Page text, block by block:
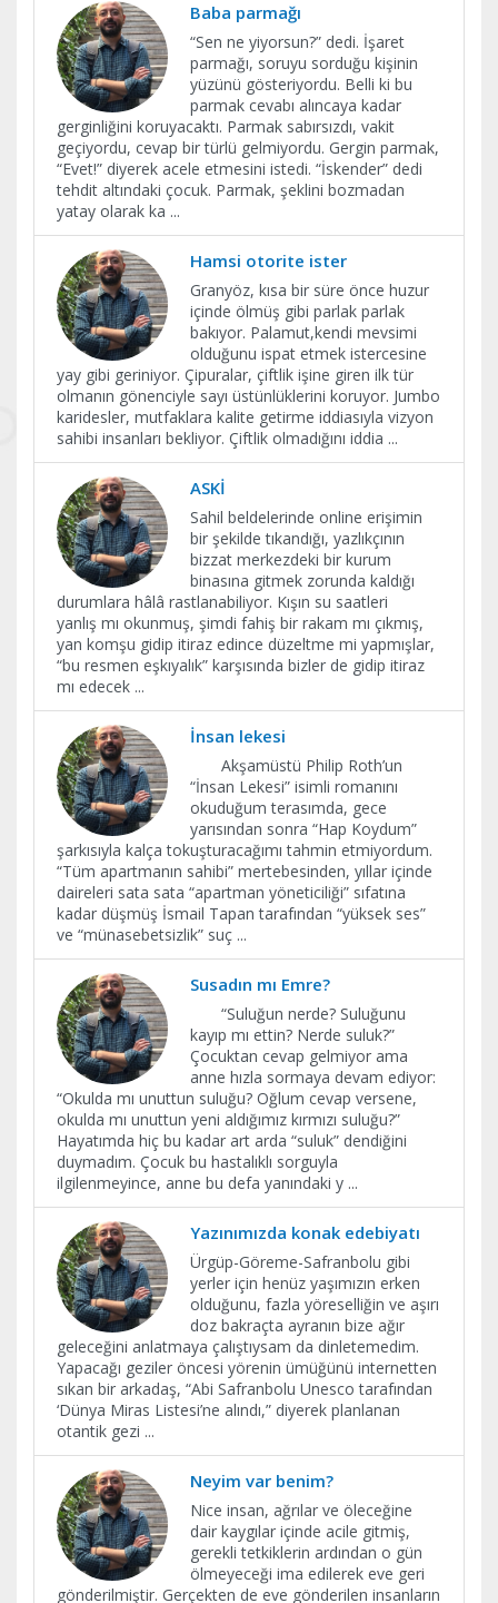
Baba parmağı
“Sen ne yiyorsun?” dedi. İşaret
parmağı, soruyu sorduğu kişinin
yüzünü gösteriyordu. Belli ki bu
parmak cevabı alıncaya kadar
gerginliğini koruyacaktı. Parmak sabırsızdı, vakit
geçiyordu, cevap bir türlü gelmiyordu. Gergin parmak,
“Evet!” diyerek acele etmesini istedi. “İskender” dedi
tehdit altındaki çocuk. Parmak, şeklini bozmadan
yatay olarak ka ...
Hamsi otorite ister
Granyöz, kısa bir süre önce huzur
içinde ölmüş gibi parlak parlak
bakıyor. Palamut,kendi mevsimi
olduğunu ispat etmek istercesine
yay gibi geriniyor. Çipuralar, çiftlik işine giren ilk tür
olmanın gönenciyle sayı üstünlüklerini koruyor. Jumbo
karidesler, mutfaklara kalite getirme iddiasıyla vizyon
sahibi insanları bekliyor. Çiftlik olmadığını iddia ...
ASKİ
Sahil beldelerinde online erişimin
bir şekilde tıkandığı, yazlıkçının
bizzat merkezdeki bir kurum
binasına gitmek zorunda kaldığı
durumlara hâlâ rastlanabiliyor. Kışın su saatleri
yanlış mı okunmuş, şimdi fahiş bir rakam mı çıkmış,
yan komşu gidip itiraz edince düzeltme mi yapmışlar,
“bu resmen eşkıyalık” karşısında bizler de gidip itiraz
mı edecek ...
İnsan lekesi
Akşamüstü Philip Roth’un
“İnsan Lekesi” isimli romanını
okuduğum terasımda, gece
yarısından sonra “Hap Koydum”
şarkısıyla kalça tokuşturacağımı tahmin etmiyordum.
“Tüm apartmanın sahibi” mertebesinden, yıllar içinde
daireleri sata sata “apartman yöneticiliği” sıfatına
kadar düşmüş İsmail Tapan tarafından “yüksek ses”
ve “münasebetsizlik” suç ...
Susadın mı Emre?
“Suluğun nerde? Suluğunu
kayıp mı ettin? Nerde suluk?”
Çocuktan cevap gelmiyor ama
anne hızla sormaya devam ediyor:
“Okulda mı unuttun suluğu? Oğlum cevap versene,
okulda mı unuttun yeni aldığımız kırmızı suluğu?”
Hayatımda hiç bu kadar art arda “suluk” dendiğini
duymadım. Çocuk bu hastalıklı sorguyla
ilgilenmeyince, anne bu defa yanındaki y ...
Yazınımızda konak edebiyatı
Ürgüp-Göreme-Safranbolu gibi
yerler için henüz yaşımızın erken
olduğunu, fazla yöreselliğin ve aşırı
doz bakraçta ayranın bize ağır
geleceğini anlatmaya çalıştıysam da dinletemedim.
Yapacağı geziler öncesi yörenin ümüğünü internetten
sıkan bir arkadaş, “Abi Safranbolu Unesco tarafından
‘Dünya Miras Listesi’ne alındı,” diyerek planlanan
otantik gezi ...
Neyim var benim?
Nice insan, ağrılar ve öleceğine
dair kaygılar içinde acile gitmiş,
gerekli tetkiklerin ardından o gün
ölmeyeceği ima edilerek eve geri
gönderilmiştir. Gerçekten de eve gönderilen insanların